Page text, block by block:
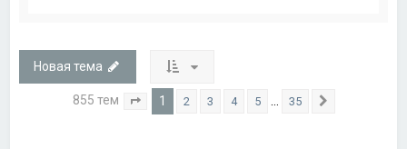
Новая тема
855 тем Страница из 35
1 2 3 4 5 … 35